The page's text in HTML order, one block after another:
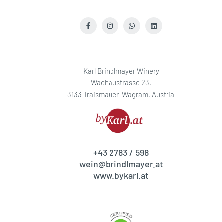
Karl Brindlmayer Winery
Wachaustrasse 23,
3133 Traismauer-Wagram, Austria
+43 2783 / 598
wein@brindlmayer.at
www.bykarl.at
FacebookInstagramWhatsAppLinkedIn